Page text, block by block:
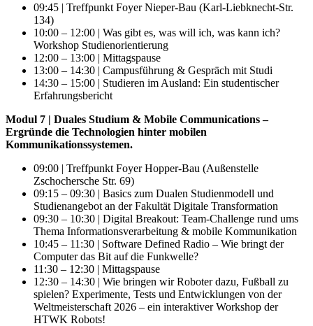
09:45 | Treffpunkt Foyer Nieper-Bau (Karl-Liebknecht-Str.
134)
10:00 – 12:00 | Was gibt es, was will ich, was kann ich?
Workshop Studienorientierung
12:00 – 13:00 | Mittagspause
13:00 – 14:30 | Campusführung & Gespräch mit Studi
14:30 – 15:00 | Studieren im Ausland: Ein studentischer
Erfahrungsbericht
Modul 7 | Duales Studium & Mobile Communications –
Ergründe die Technologien hinter mobilen
Kommunikationssystemen.
09:00 | Treffpunkt Foyer Hopper-Bau (Außenstelle
Zschochersche Str. 69)
09:15 – 09:30 | Basics zum Dualen Studienmodell und
Studienangebot an der Fakultät Digitale Transformation
09:30 – 10:30 | Digital Breakout: Team-Challenge rund ums
Thema Informationsverarbeitung & mobile Kommunikation
10:45 – 11:30 | Software Defined Radio – Wie bringt der
Computer das Bit auf die Funkwelle?
11:30 – 12:30 | Mittagspause
12:30 – 14:30 | Wie bringen wir Roboter dazu, Fußball zu
spielen? Experimente, Tests und Entwicklungen von der
Weltmeisterschaft 2026 – ein interaktiver Workshop der
HTWK Robots!